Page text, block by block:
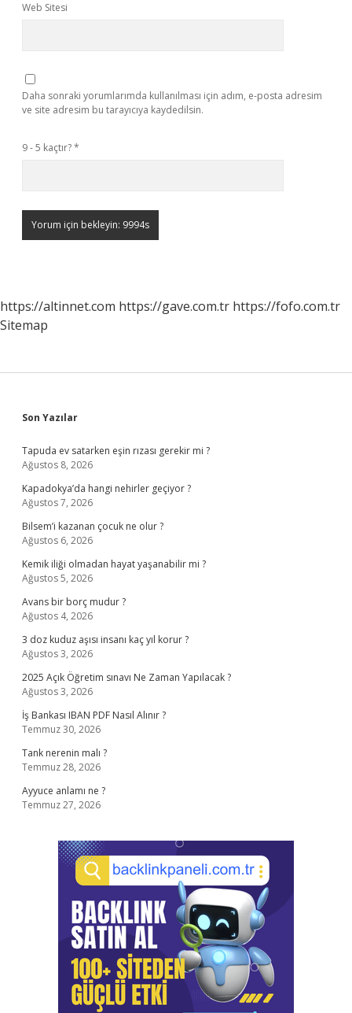
Web Sitesi
Daha sonraki yorumlarımda kullanılması için adım, e-posta adresim
ve site adresim bu tarayıcıya kaydedilsin.
9 - 5 kaçtır?*
https://altinnet.com https://gave.com.tr https://fofo.com.tr
Sitemap
Sidebar
Son Yazılar
Tapuda ev satarken eşin rızası gerekir mi ?
Ağustos 8, 2026
Kapadokya’da hangi nehirler geçiyor ?
Ağustos 7, 2026
Bilsem’i kazanan çocuk ne olur ?
Ağustos 6, 2026
Kemik iliği olmadan hayat yaşanabilir mi ?
Ağustos 5, 2026
Avans bir borç mudur ?
Ağustos 4, 2026
3 doz kuduz aşısı insanı kaç yıl korur ?
Ağustos 3, 2026
2025 Açık Öğretim sınavı Ne Zaman Yapılacak ?
Ağustos 3, 2026
İş Bankası IBAN PDF Nasıl Alınır ?
Temmuz 30, 2026
Tank nerenin malı ?
Temmuz 28, 2026
Ayyuce anlamı ne ?
Temmuz 27, 2026